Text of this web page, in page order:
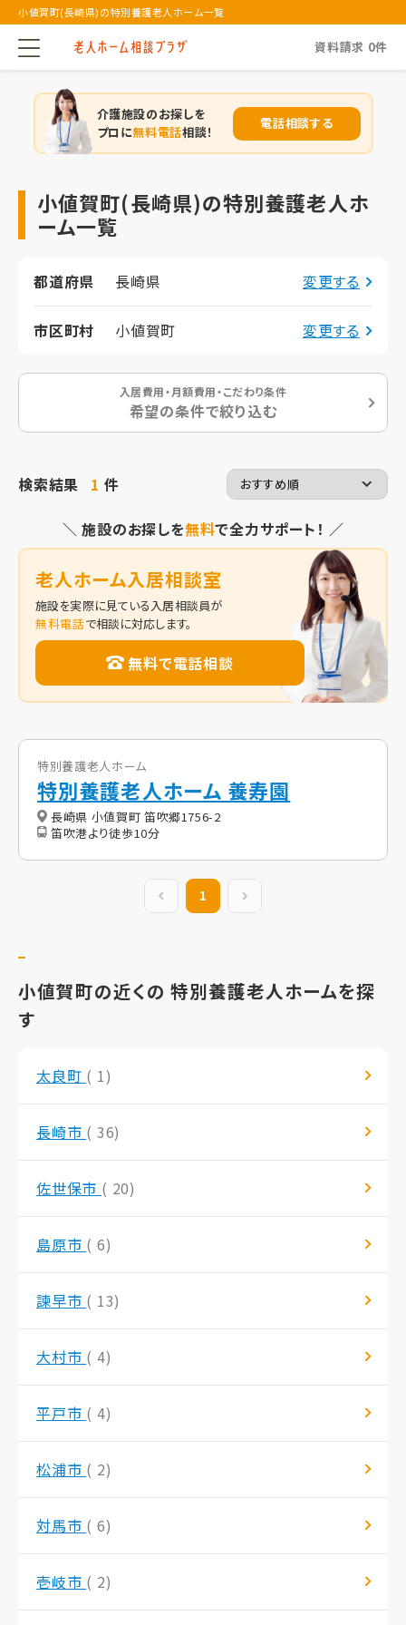
小値賀町(長崎県)の特別養護老人ホーム一覧
資料請求 0件
介護施設のお探しを
プロに無料電話相談！
電話相談する
小値賀町(長崎県)の特別養護老人ホ
ーム一覧
都道府県 長崎県 変更する
市区町村 小値賀町 変更する
入居費用・月額費用・こだわり条件
希望の条件で絞り込む
検索結果 1 件
＼ 施設のお探しを無料で全力サポート！ ／
老人ホーム入居相談室
施設を実際に見ている入居相談員が
無料電話で相談に対応します。
無料で電話相談
特別養護老人ホーム
特別養護老人ホーム 養寿園
長崎県 小値賀町 笛吹郷1756-2
笛吹港より徒歩10分
前の20件
1
小値賀町の近くの 特別養護老人ホームを探
す
太良町 ( 1)
長崎市 ( 36)
佐世保市 ( 20)
島原市 ( 6)
諫早市 ( 13)
大村市 ( 4)
平戸市 ( 4)
松浦市 ( 2)
対馬市 ( 6)
壱岐市 ( 2)